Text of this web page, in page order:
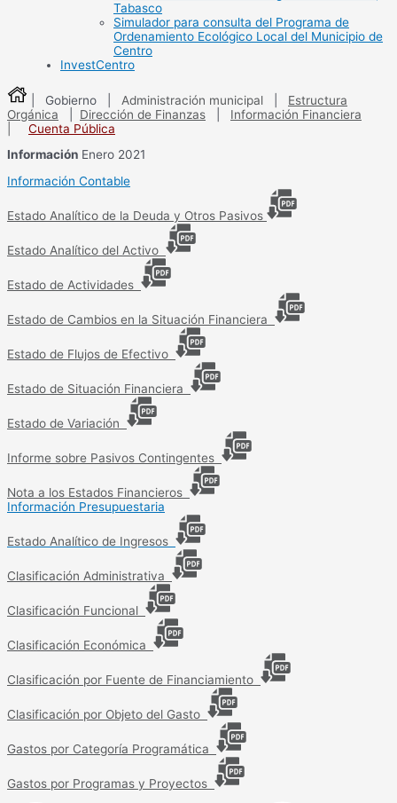
Tabasco
Simulador para consulta del Programa de
Ordenamiento Ecológico Local del Municipio de
Centro
InvestCentro
| Gobierno | Administración municipal
Estructura
Orgánica
Dirección de Finanzas
Información Financiera
Cuenta Pública
Información Enero 2021
Información Contable
Estado Analítico de la Deuda y Otros Pasivos
Estado Analítico del Activo
Estado de Actividades
Estado de Cambios en la Situación Financiera
Estado de Flujos de Efectivo
Estado de Situación Financiera
Estado de Variación
Informe sobre Pasivos Contingentes
Nota a los Estados Financieros
Información Presupuestaria
Estado Analítico de Ingresos
Clasificación Administrativa
Clasificación Funcional
Clasificación Económica
Clasificación por Fuente de Financiamiento
Clasificación por Objeto del Gasto
Gastos por Categoría Programática
Gastos por Programas y Proyectos